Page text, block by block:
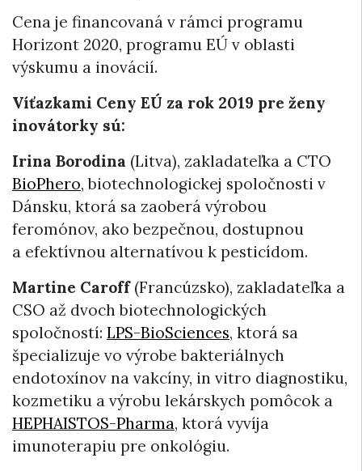
Cena je financovaná v rámci programu
Horizont 2020, programu EÚ v oblasti
výskumu a inovácií.
Víťazkami Ceny EÚ za rok 2019 pre ženy
inovátorky sú:
Irina Borodina (Litva), zakladateľka a CTO
BioPhero, biotechnologickej spoločnosti v
Dánsku, ktorá sa zaoberá výrobou
feromónov, ako bezpečnou, dostupnou
a efektívnou alternatívou k pesticídom.
Martine Caroff(Francúzsko), zakladateľka a
CSO až dvoch biotechnologických
spoločností: LPS-BioSciences, ktorá sa
špecializuje vo výrobe bakteriálnych
endotoxínov na vakcíny, in vitro diagnostiku,
kozmetiku a výrobu lekárskych pomôcok a
HEPHAISTOS-Pharma, ktorá vyvíja
imunoterapiu pre onkológiu.